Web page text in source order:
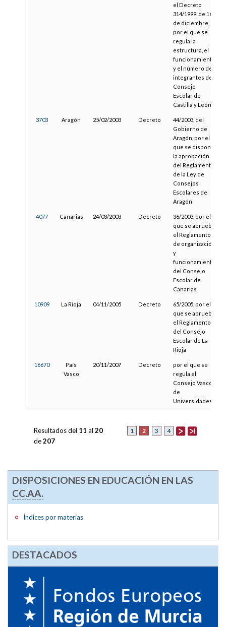
el Decreto
314/1999, de 16
de diciembre,
por el que se
regula la
estructura, el
funcionamiento
y el número de
integrantes del
Consejo
Escolar de
Castilla y León
3703 Aragón 25/02/2003 Decreto
44/2003, del
Gobierno de
Aragón, por el
que se dispone
la aprobación
del Reglamento
de la Ley de
Consejos
Escolares de
Aragón
4077 Canarias 24/03/2003 Decreto
36/2003, por el
que se aprueba
el Reglamento
de organización
y
funcionamiento
del Consejo
Escolar de
Canarias
10909 La Rioja 04/11/2005 Decreto
65/2005, por el
que se aprueba
el Reglamento
del Consejo
Escolar de La
Rioja
16670
País
Vasco
20/11/2007 Decreto
por el que se
regula el
Consejo Vasco
de
Universidades
1 2 3 4
Resultados del 11 al 20
de207
DISPOSICIONES EN EDUCACIÓN EN LAS
CC.AA.
Índices por materias
DESTACADOS